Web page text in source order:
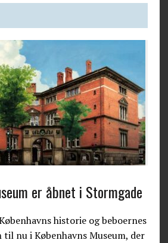
er åbnet i Stormgade
historie og beboernes
nu i Københavns Museum, der